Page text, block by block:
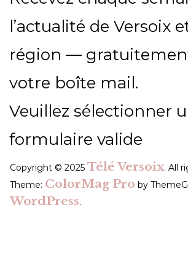
l’actualité de Versoix
région —
votre boîte mail.
Veuillez sélectionner
formulaire valide
Copyright © 2025 Télé Versoix. All
Theme: ColorMag Pro by
WordPress.